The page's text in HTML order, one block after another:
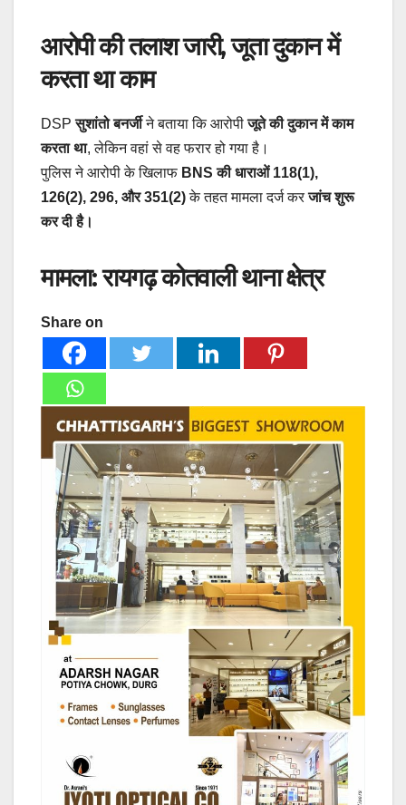
आरोपी की तलाश जारी, जूता दुकान में
करता था काम
DSPसुशांतो बनर्जीने बताया कि आरोपीजूते की दुकान में काम
करता था, लेकिन वहां से वह फरार हो गया है।
पुलिस ने आरोपी के खिलाफ BNS की धाराओं 118(1),
126(2), 296, और 351(2)के तहत मामला दर्ज करजांच शुरू
कर दी है।
मामला: रायगढ़ कोतवाली थाना क्षेत्र
Share on